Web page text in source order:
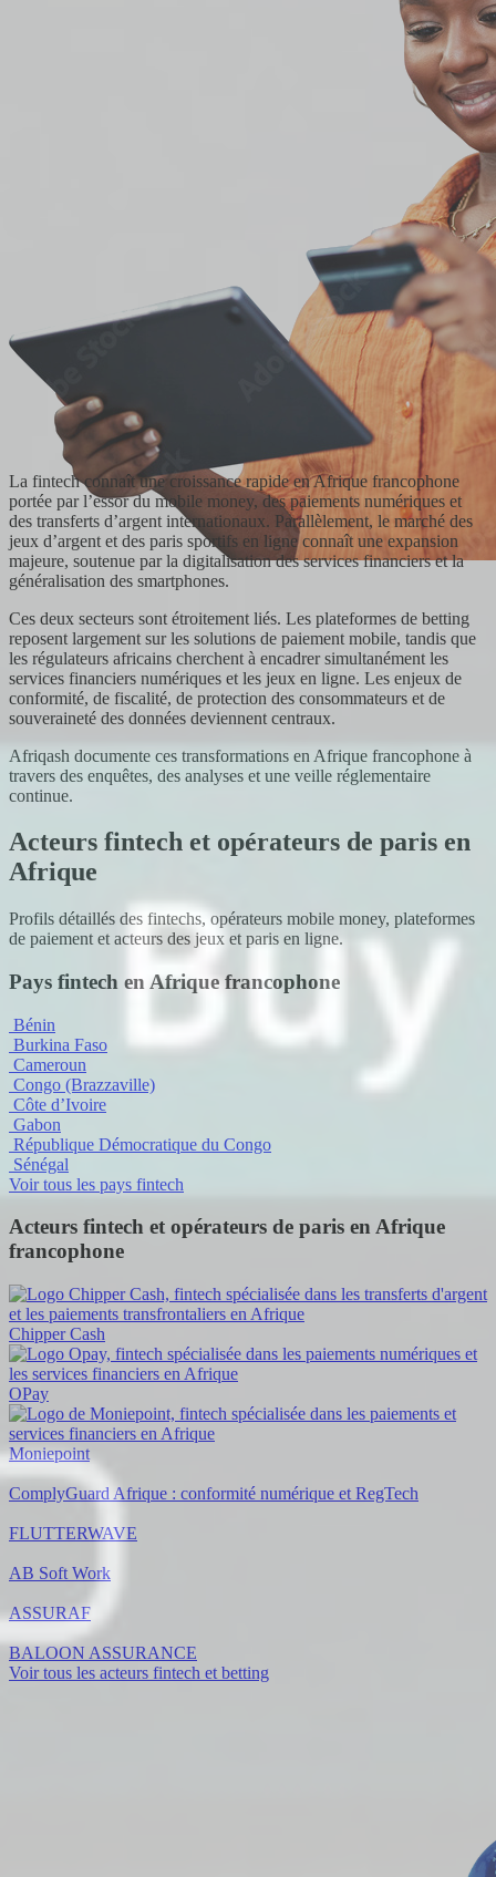
La fintech connaît une croissance rapide en Afrique francophone
portée par l’essor du mobile money, des paiements numériques et
des transferts d’argent internationaux. Parallèlement, le marché des
jeux d’argent et des paris sportifs en ligne connaît une expansion
majeure, soutenue par la digitalisation des services financiers et la
généralisation des smartphones.
Ces deux secteurs sont étroitement liés. Les plateformes de betting
reposent largement sur les solutions de paiement mobile, tandis que
les régulateurs africains cherchent à encadrer simultanément les
services financiers numériques et les jeux en ligne. Les enjeux de
conformité, de fiscalité, de protection des consommateurs et de
souveraineté des données deviennent centraux.
Afriqash documente ces transformations en Afrique francophone à
travers des enquêtes, des analyses et une veille réglementaire
continue.
Acteurs fintech et opérateurs de paris en
Afrique
Profils détaillés des fintechs, opérateurs mobile money, plateformes
de paiement et acteurs des jeux et paris en ligne.
Pays fintech en Afrique francophone
Bénin
Burkina Faso
Cameroun
Congo (Brazzaville)
Côte d’Ivoire
Gabon
République Démocratique du Congo
Sénégal
Voir tous les pays fintech
Acteurs fintech et opérateurs de paris en Afrique
francophone
Chipper Cash
OPay
Moniepoint
ComplyGuard Afrique : conformité numérique et RegTech
FLUTTERWAVE
AB Soft Work
ASSURAF
BALOON ASSURANCE
Voir tous les acteurs fintech et betting